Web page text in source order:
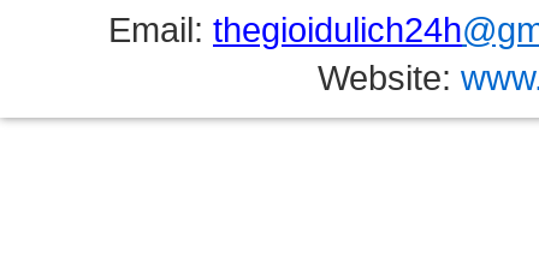
Email: thegioidulich24h
Website: